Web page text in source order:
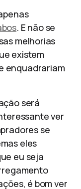
. E não se
melhorias
existem
enquadrariam
será
ver
se
eles
eu seja
é bom ver